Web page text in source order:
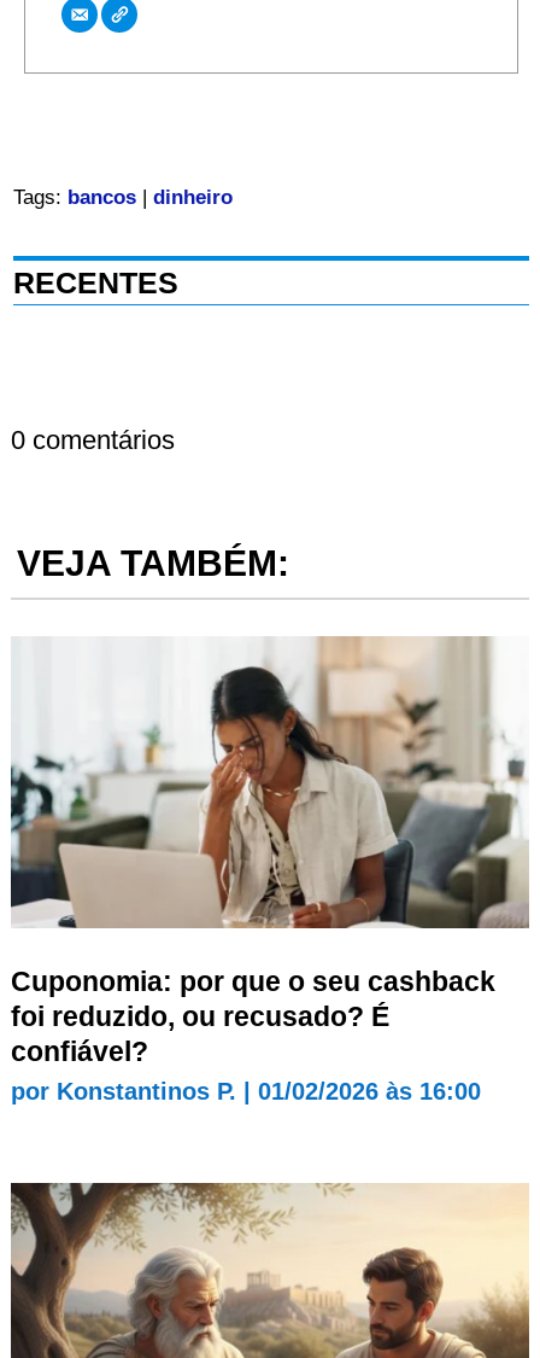
Tags: bancos| dinheiro
RECENTES
0 comentários
VEJA TAMBÉM:
Cuponomia: por que o seu cashback
foi reduzido, ou recusado? É
confiável?
por Konstantinos P. 01/02/2026 às 16:00